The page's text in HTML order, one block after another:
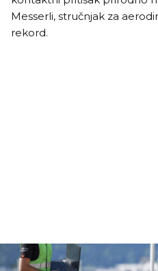
Messerli, stručnjak za
rekord.